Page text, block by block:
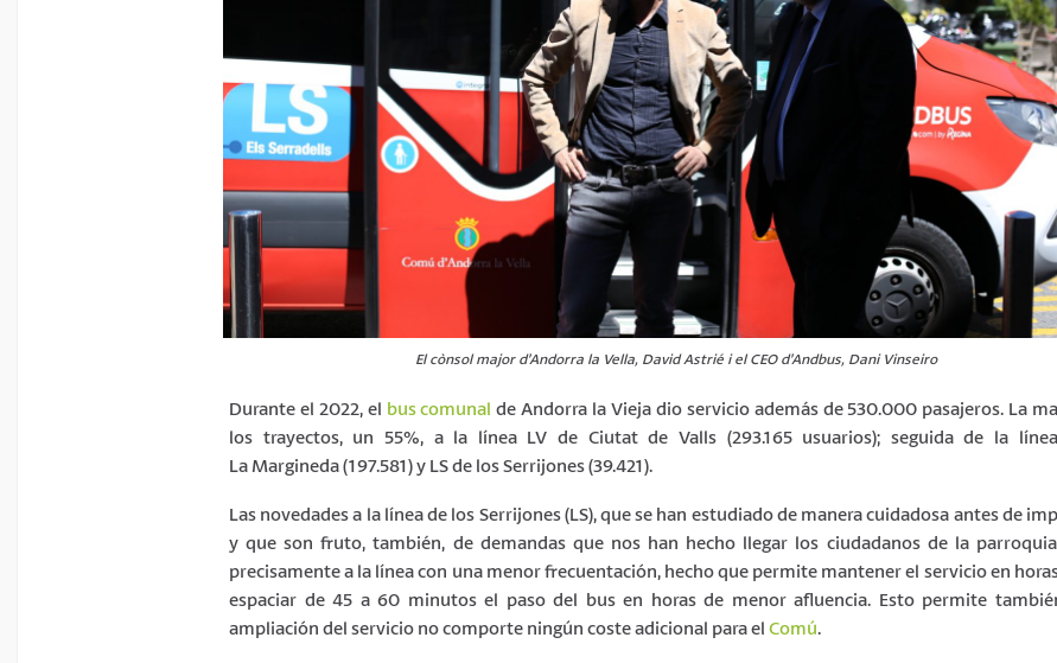
El cònsol major d’Andorra la Vella, David Astrié i el CEO d’Andbus, Dani Vinseiro
Durante el 2022, el bus comunal de Andorra la Vieja dio servicio además de 530.000 pasajeros. La
los trayectos, un 55%, a la línea LV de Ciutat de Valls (293.165 usuarios); seguida de la
La Margineda (197.581) y LS de los Serrijones (39.421).
Las novedades a la línea de los Serrijones (LS), que se han estudiado de manera cuidadosa antes de
y que son fruto, también, de demandas que nos han hecho llegar los ciudadanos de la
precisamente a la línea con una menor frecuentación, hecho que permite mantener el servicio en
espaciar de 45 a 60 minutos el paso del bus en horas de menor afluencia. Esto permite
ampliación del servicio no comporte ningún coste adicional para el Comú.